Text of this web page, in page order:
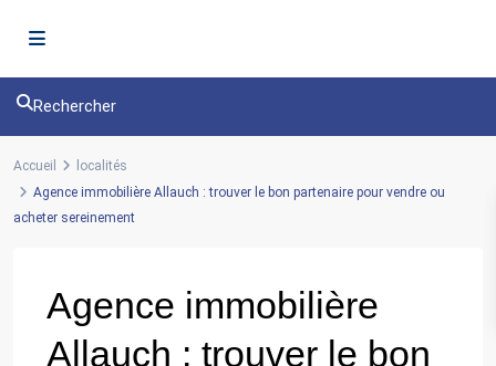
Rechercher
Accueil
localités
Agence immobilière Allauch : trouver le bon partenaire pour vendre ou
acheter sereinement
Agence immobilière
Allauch : trouver le bon